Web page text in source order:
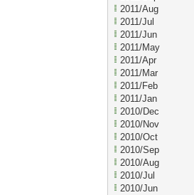
2011/Aug
2011/Jul
2011/Jun
2011/May
2011/Apr
2011/Mar
2011/Feb
2011/Jan
2010/Dec
2010/Nov
2010/Oct
2010/Sep
2010/Aug
2010/Jul
2010/Jun